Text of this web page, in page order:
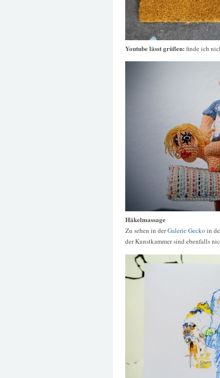
Youtube lässt grüßen: finde ich
Häkelmassage
Zu sehen in derGalerie Gecko in
der Kunstkammer sind ebenfalls